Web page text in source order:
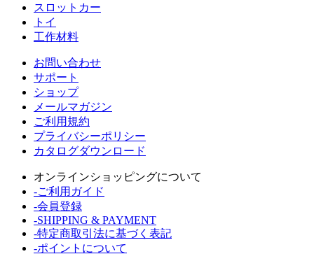
スロットカー
トイ
工作材料
お問い合わせ
サポート
ショップ
メールマガジン
ご利用規約
プライバシーポリシー
カタログダウンロード
オンラインショッピングについて
-ご利用ガイド
-会員登録
-SHIPPING & PAYMENT
-特定商取引法に基づく表記
-ポイントについて